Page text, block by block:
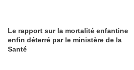
Le rapport sur la mortalité enfantine
enfin déterré par le ministère de la
Santé